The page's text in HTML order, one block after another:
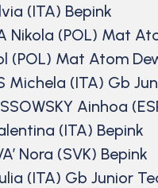
(ITA) Bepink
Nikola (POL) Mat
(POL) Mat Atom
Michela (ITA) Gb
Ainhoa
(ITA) Bepink
Nora (SVK) Bepink
(ITA) Gb Junior